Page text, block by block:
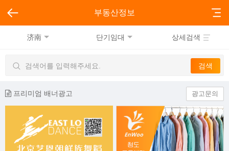
부동산정보
济南 단기임대 상세검색
프리미엄 배너광고 광고문의